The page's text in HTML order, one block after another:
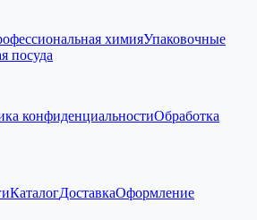
химияУпаковочные
посуда
конфиденциальностиОбработка
КаталогДоставкаОформление